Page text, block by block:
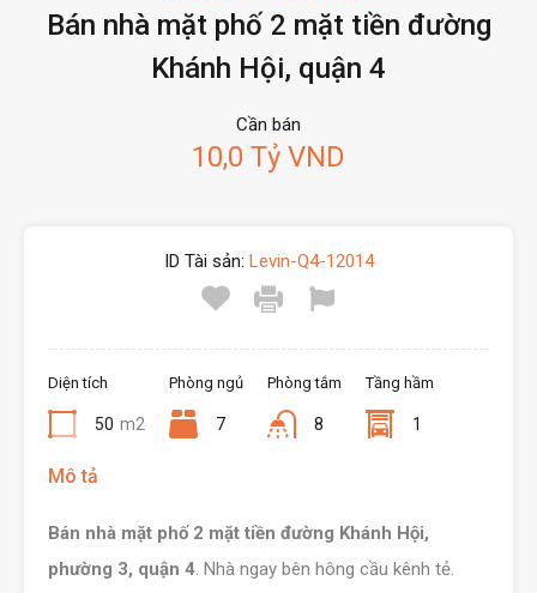
Bán nhà mặt phố 2 mặt tiền đường
Khánh Hội, quận 4
Cần bán
10,0 Tỷ VND
ID Tài sản: Levin-Q4-12014
Diện tích
50 m2
Phòng ngủ
7
Phòng tắm
8
Tầng hầm
1
Mô tả
Bán nhà mặt phố 2 mặt tiền đường Khánh Hội,
phường 3, quận 4. Nhà ngay bên hông cầu kênh tẻ.